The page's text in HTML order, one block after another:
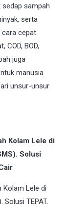
sampah
serta
cepat.
COD, BOD,
juga
manusia
unsur-unsur
Kolam Lele di
Solusi